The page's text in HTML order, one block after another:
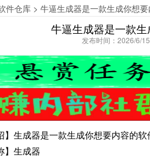
件仓库 > 牛逼生成器是一款生成你想
牛逼生成器是一款
发布时间：2026/6/
】生成器是一款生成你想要内容的
】生成器